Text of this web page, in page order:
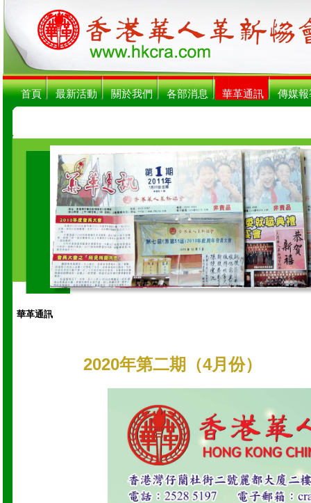
首頁 最新活動 關於我們 各部消息 華革通訊 傳媒報
華革通訊
2020年第二期（4月份）